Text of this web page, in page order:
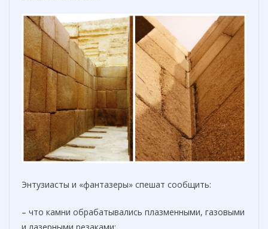
Энтузиасты и «фантазеры» спешат сообщить:
– что камни обрабатывались плазменными, газовыми